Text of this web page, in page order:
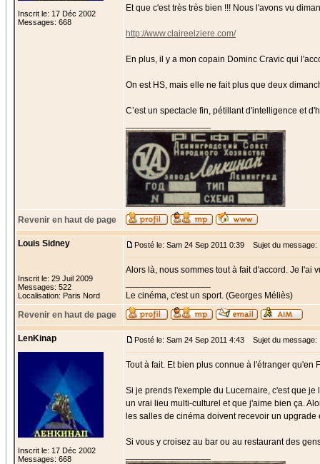
Inscrit le: 17 Déc 2002
Messages: 668
Et que c'est très très bien !!! Nous l'avons vu
http://www.claireelziere.com/
En plus, il y a mon copain Dominc Cravic qui
On est HS, mais elle ne fait plus que deux
C’est un spectacle fin, pétillant d'intelligence et
Revenir en haut de page
Louis Sidney
Inscrit le: 29 Juil 2009
Messages: 522
Localisation: Paris Nord
Posté le: Sam 24 Sep 2011 0:39 Sujet du message:
Alors là, nous sommes tout à fait d'accord. Je l'ai
Le cinéma, c'est un sport. (Georges Méliès)
Revenir en haut de page
LenKinap
Inscrit le: 17 Déc 2002
Messages: 668
Posté le: Sam 24 Sep 2011 4:43 Sujet du message:
Tout à fait. Et bien plus connue à l'étranger qu'en
Si je prends l'exemple du Lucernaire, c'est que
un vrai lieu multi-culturel et que j'aime bien ça.
les salles de cinéma doivent recevoir un
Si vous y croisez au bar ou au restaurant des